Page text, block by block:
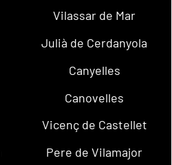
Vilassar de Mar
Julià de Cerdanyola
Canyelles
Canovelles
Vicenç de Castellet
Pere de Vilamajor